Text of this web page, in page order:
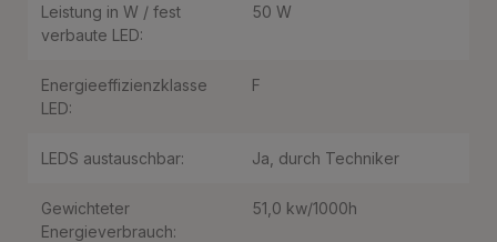
Leistung in W / fest
verbaute LED:
50 W
Energieeffizienzklasse
LED:
F
LEDS austauschbar: Ja, durch Techniker
Gewichteter
Energieverbrauch:
51,0 kw/1000h